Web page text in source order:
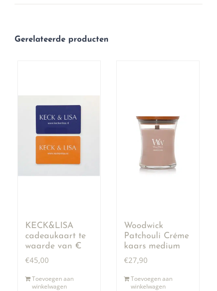
Gerelateerde producten
KECK&LISA
cadeaukaart te
waarde van €
50,00
€45,00
Toevoegen aan
winkelwagen
Woodwick
Patchouli Créme
kaars medium
€27,90
Toevoegen aan
winkelwagen